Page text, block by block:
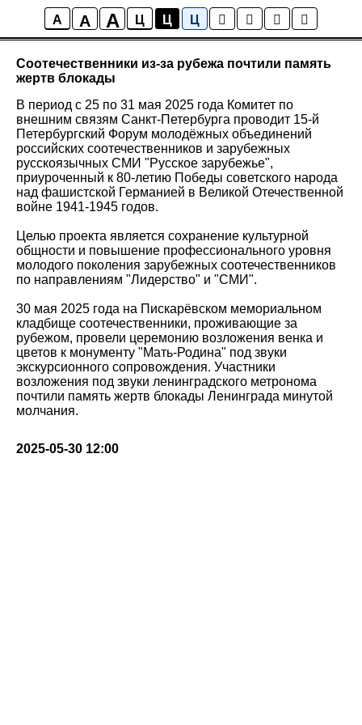
A A A Ц Ц Ц
Новости
Соотечественники из-за рубежа почтили память
жертв блокады
В период с 25 по 31 мая 2025 года Комитет по
внешним связям Санкт-Петербурга проводит 15-й
Петербургский Форум молодёжных объединений
российских соотечественников и зарубежных
русскоязычных СМИ "Русское зарубежье",
приуроченный к 80-летию Победы советского народа
над фашистской Германией в Великой Отечественной
войне 1941-1945 годов.
Целью проекта является сохранение культурной
общности и повышение профессионального уровня
молодого поколения зарубежных соотечественников
по направлениям "Лидерство" и "СМИ".
30 мая 2025 года на Пискарёвском мемориальном
кладбище соотечественники, проживающие за
рубежом, провели церемонию возложения венка и
цветов к монументу "Мать-Родина" под звуки
экскурсионного сопровождения. Участники
возложения под звуки ленинградского метронома
почтили память жертв блокады Ленинграда минутой
молчания.
2025-05-30 12:00